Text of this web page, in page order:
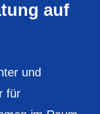
auf
und
für